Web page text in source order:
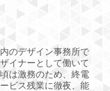
のデザイン事務所で
イナーとして働いて
は激務のため、終電
ビス残業に徹夜、能